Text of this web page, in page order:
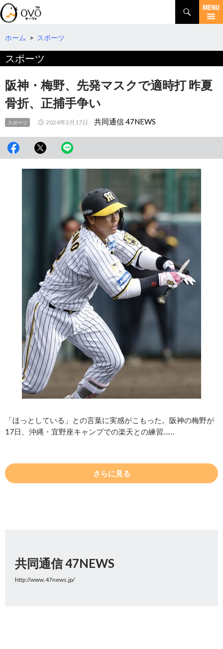
検
索
コ
テ
へ
移
動
ホーム > スポーツ
スポーツ
阪神・梅野、先発マスクで適時打 昨夏
骨折、正捕手争い
スポーツ 2024年2月17日 共同通信 47NEWS
「ほっとしている」との言葉に実感がこもった。阪神の梅野が
17日、沖縄・宜野座キャンプでの楽天との練習……
さらに見る
共同通信 47NEWS
http://www.47news.jp/